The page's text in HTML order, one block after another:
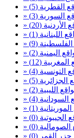
القطرية (5)
السورية (3)
الأردنية (20)
اللبنانية (1)
الفلسطينة (9)
اليمنية (2)
المغربية (12)
التونسية (4)
الجزائرية (5)
الليبية (2)
السودانية (4)
(1)
الجيبوتية (0)
الصومالية (0)
جزر القمر (0)